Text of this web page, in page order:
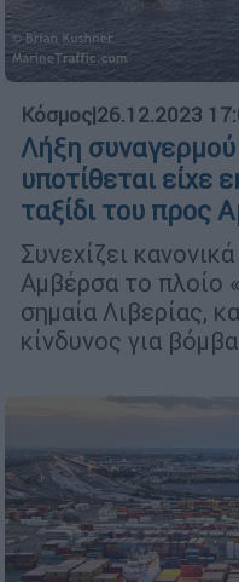
Κόσμος|26.12.2023
Λήξη συναγερμού
υποτίθεται είχε
ταξίδι του προς
Συνεχίζει
Αμβέρσα το πλοίο
σημαία Λιβερίας,
κίνδυνος για